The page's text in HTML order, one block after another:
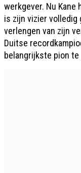
werkgever. Nu
is zijn vizier volledig
verlengen van zijn
Duitse
belangrijkste pion te